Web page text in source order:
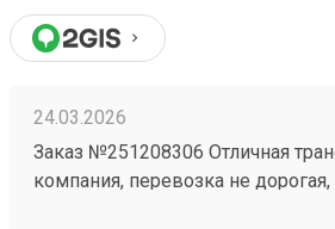
24.03.2026
Заказ №251208306 Отличная
компания, перевозка не дорогая,